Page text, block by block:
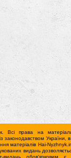
Всі права на
законодавством України,
матерiалiв Hai-
видань
видань обов'язковим є